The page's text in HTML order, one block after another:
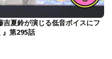
吉夏鈴が演じる低音ボイスにフ
』第295話